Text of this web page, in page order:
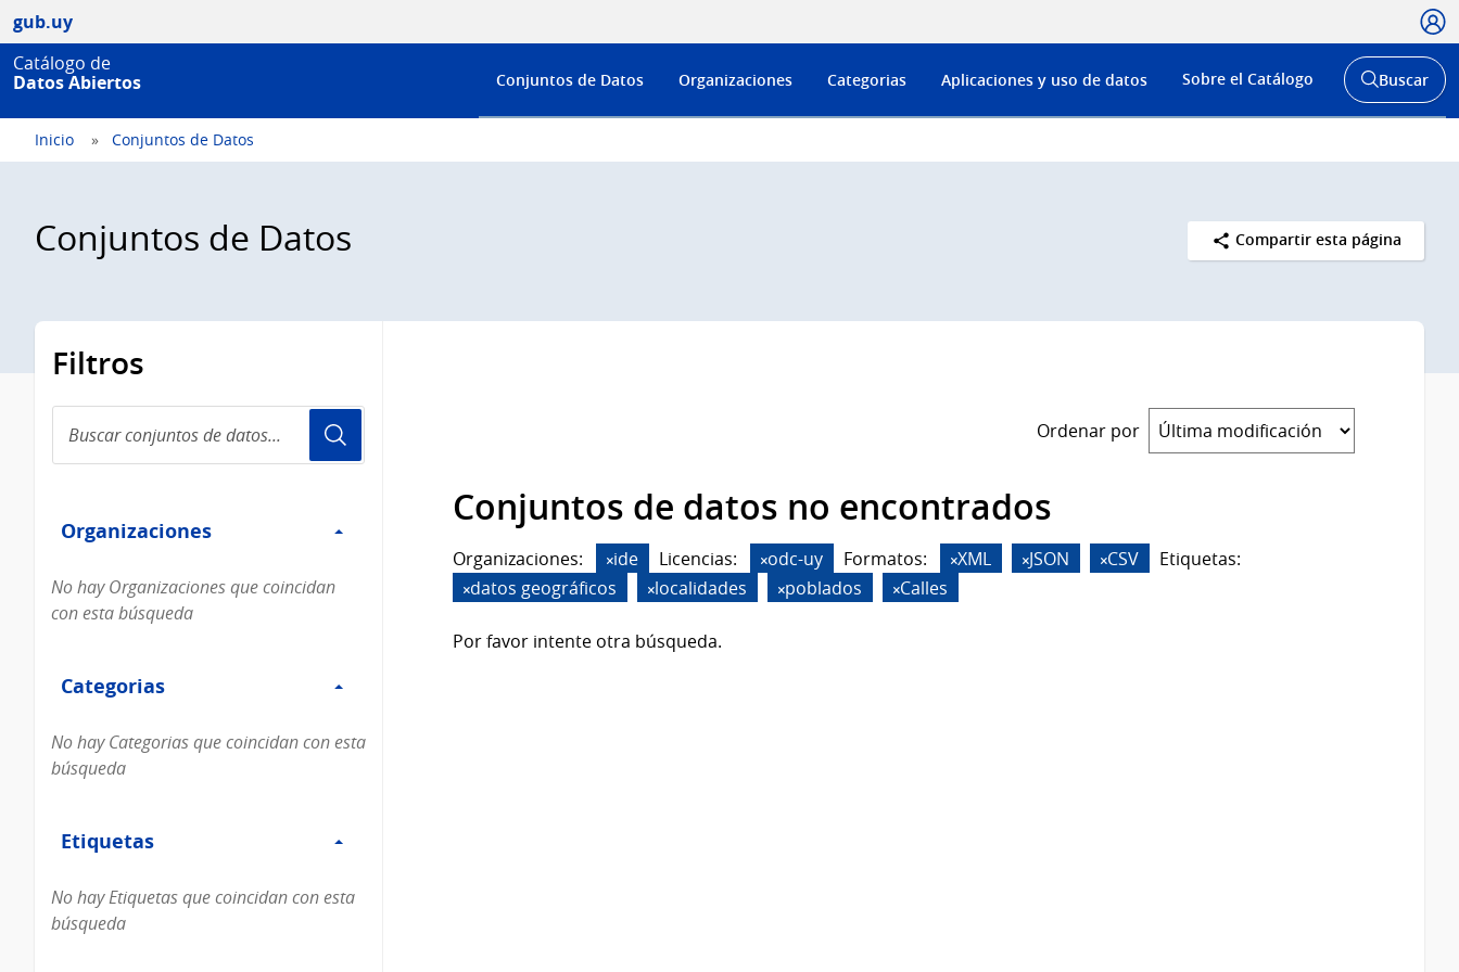
gub.uy
Catálogo de
Datos Abiertos
Menú
de
Conjuntos de Datos Organizaciones Categorias Aplicaciones y uso de datos Sobre el Catálogo
Abrir
buscador
Buscar
Inicio Conjuntos de Datos
Conjuntos de Datos Compartir esta página
Filtros
conjuntos
de
Organizaciones
Organizaciones
No hay Organizaciones que coincidan
con esta búsqueda
Categorias
Categorias
No hay Categorias que coincidan con esta
búsqueda
Etiquetas
Etiquetas
No hay Etiquetas que coincidan con esta
búsqueda
Ordenar por
Conjuntos de datos no encontrados
Organizaciones: ide Licencias: odc-uy Formatos: XML JSON CSV
Etiquetas:
datos geográficos
localidades poblados Calles
Por favor intente otra búsqueda.